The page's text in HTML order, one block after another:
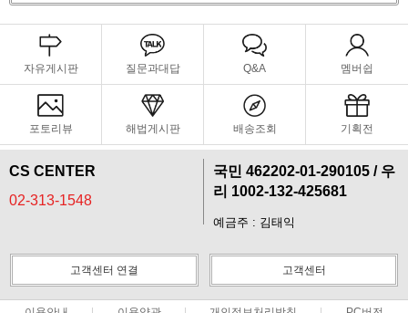
자유게시판 질문과대답 Q&A 멤버쉽
포토리뷰 해법게시판 배송조회 기획전
CS CENTER
02-313-1548
국민 462202-01-290105 / 우
리 1002-132-425681
예금주 : 김태익
고객센터 연결 고객센터